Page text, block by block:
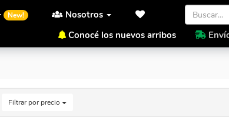
New! Nosotros
Conocé los nuevos arribos
Filtrar por precio